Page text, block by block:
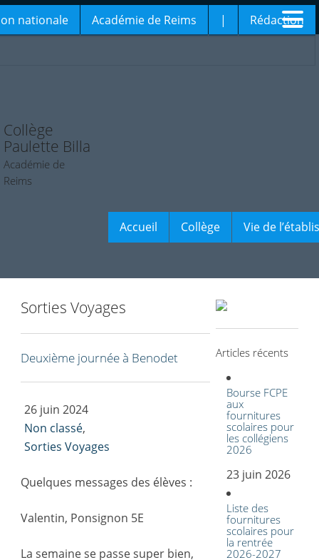
nationale Académie de Reims | Rédaction
Collège
Paulette Billa
Académie de
Reims
Accueil Collège Vie de
Sorties Voyages
Deuxième journée à Benodet
26 juin 2024
Non classé,
Sorties Voyages
Quelques messages des élèves :
Valentin, Ponsignon 5E
La semaine se passe super bien,
Articles récents
Bourse FCPE
aux
fournitures
scolaires pour
les collégiens
2026
23 juin 2026
Liste des
fournitures
scolaires pour
la rentrée
2026-2027